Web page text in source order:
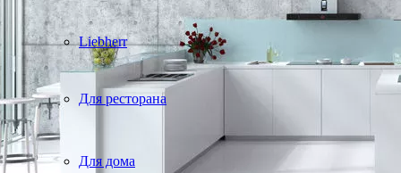
Liebherr
Для ресторана
Для дома